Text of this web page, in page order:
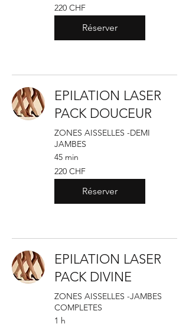
220
francs
suisses
220 CHF
Réserver
EPILATION LASER
PACK DOUCEUR
ZONES AISSELLES -DEMI
JAMBES
45 min
220
francs
suisses
220 CHF
Réserver
EPILATION LASER
PACK DIVINE
ZONES AISSELLES -JAMBES
COMPLETES
1 h